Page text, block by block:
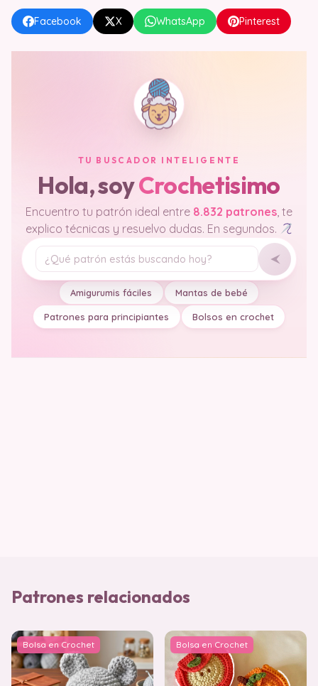
Facebook X WhatsApp Pinterest
TU BUSCADOR INTELIGENTE
Hola, soyCrochetisimo
Encuentro tu patrón ideal entre 8.832 patrones, te
explico técnicas y resuelvo dudas. En segundos.
Tu pregunta
Amigurumis fáciles Mantas de bebé
Patrones para principiantes Bolsos en crochet
Patrones relacionados
Bolsa en Crochet Bolsa en Crochet